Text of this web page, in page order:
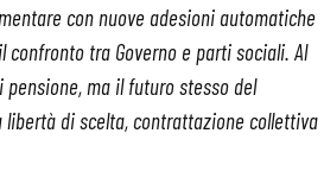
con nuove adesioni automatiche
tra Governo e parti sociali. Al
ma il futuro stesso del
di scelta, contrattazione collettiva